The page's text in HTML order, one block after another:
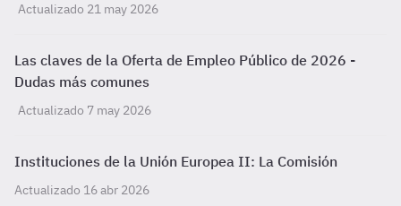
Actualizado 21 may 2026
Las claves de la Oferta de Empleo Público de 2026 -
Dudas más comunes
Actualizado 7 may 2026
Instituciones de la Unión Europea II: La Comisión
Actualizado 16 abr 2026